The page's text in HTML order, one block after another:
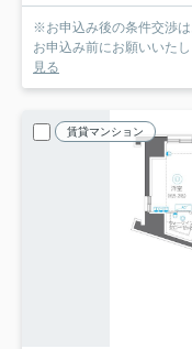
※お申込み後の条件交渉
お申込み前にお願いいた
見る
賃貸マンション